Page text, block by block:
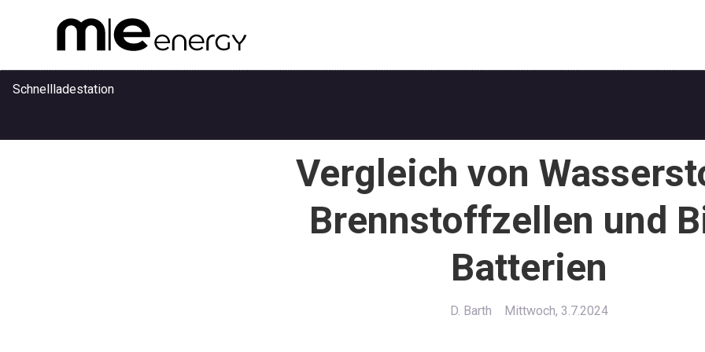
Schnellladestation
Vergleich von
Brennstoffzellen und
Batterien
D. Barth Mittwoch, 3.7.2024